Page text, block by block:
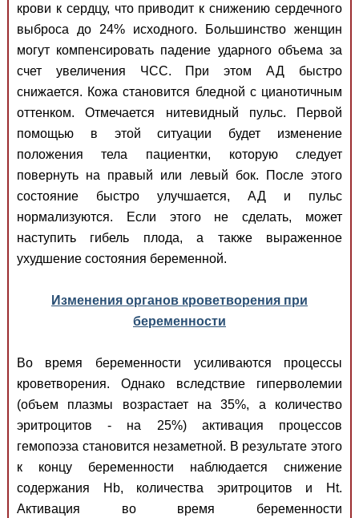
крови к сердцу, что приводит к снижению сердечного
выброса до 24% исходного. Большинство женщин
могут компенсировать падение ударного объема за
счет увеличения ЧСС. При этом АД быстро
снижается. Кожа становится бледной с цианотичным
оттенком. Отмечается нитевидный пульс. Первой
помощью в этой ситуации будет изменение
положения тела пациентки, которую следует
повернуть на правый или левый бок. После этого
состояние быстро улучшается, АД и пульс
нормализуются. Если этого не сделать, может
наступить гибель плода, а также выраженное
ухудшение состояния беременной.
Изменения органов кроветворения при
беременности
Во время беременности усиливаются процессы
кроветворения. Однако вследствие гиперволемии
(объем плазмы возрастает на 35%, а количество
эритроцитов - на 25%) активация процессов
гемопоэза становится незаметной. В результате этого
к концу беременности наблюдается снижение
содержания Hb, количества эритроцитов и Ht.
Активация во время беременности